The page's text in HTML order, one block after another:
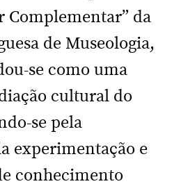
Complementar” da
de Museologia,
se como uma
cultural do
se pela
experimentação e
conhecimento